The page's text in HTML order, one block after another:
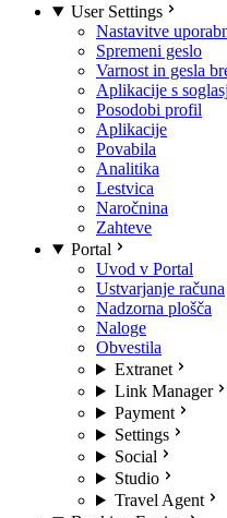
User Settings
Nastavitve
Spremeni geslo
Varnost in gesla
Aplikacije s
Posodobi profil
Aplikacije
Povabila
Analitika
Lestvica
Naročnina
Zahteve
Portal
Uvod v Portal
Ustvarjanje računa
Nadzorna plošča
Naloge
Obvestila
Extranet
Link Manager
Payment
Settings
Social
Studio
Travel Agent